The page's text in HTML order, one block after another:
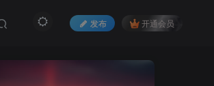
发布 开通会员